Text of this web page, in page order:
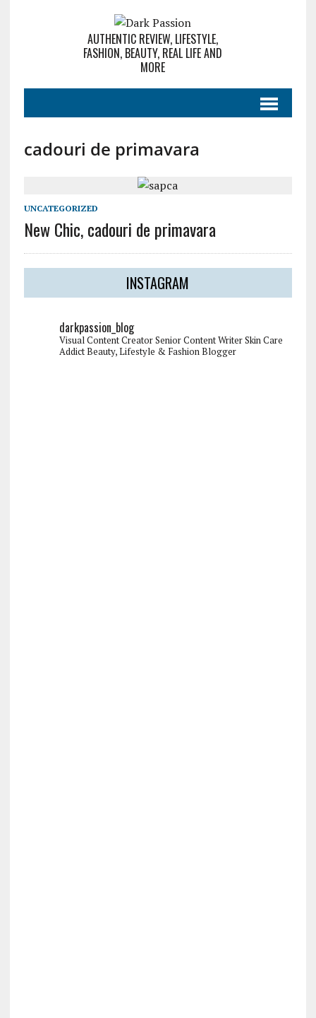
AUTHENTIC REVIEW, LIFESTYLE,
FASHION, BEAUTY, REAL LIFE AND
MORE
cadouri de primavara
UNCATEGORIZED
New Chic, cadouri de primavara
INSTAGRAM
darkpassion_blog
Visual Content CreatorSenior Content WriterSkin Care
AddictBeauty, Lifestyle & Fashion Blogger